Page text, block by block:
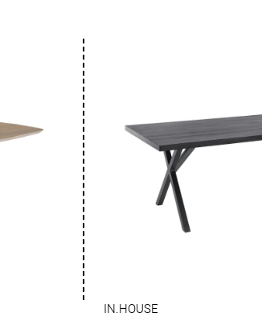
IN.HOUSE